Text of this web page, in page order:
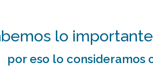
lo
por eso lo consideramos